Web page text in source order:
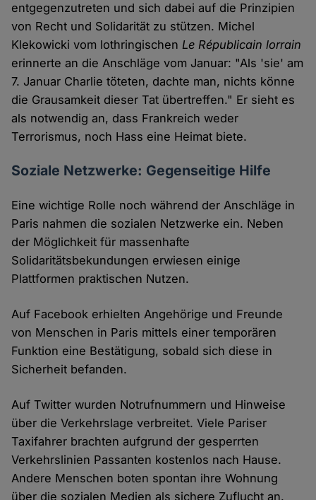
entgegenzutreten und sich dabei auf die Prinzipien
von Recht und Solidarität zu stützen. Michel
Klekowicki vom lothringischenLe Républicain lorrain
erinnerte an die Anschläge vom Januar: "Als 'sie' am
7. Januar Charlie töteten, dachte man, nichts könne
die Grausamkeit dieser Tat übertreffen." Er sieht es
als notwendig an, dass Frankreich weder
Terrorismus, noch Hass eine Heimat biete.
Soziale Netzwerke: Gegenseitige Hilfe
Eine wichtige Rolle noch während der Anschläge in
Paris nahmen die sozialen Netzwerke ein. Neben
der Möglichkeit für massenhafte
Solidaritätsbekundungen erwiesen einige
Plattformen praktischen Nutzen.
Auf Facebook erhielten Angehörige und Freunde
von Menschen in Paris mittels einer temporären
Funktion eine Bestätigung, sobald sich diese in
Sicherheit befanden.
Auf Twitter wurden Notrufnummern und Hinweise
über die Verkehrslage verbreitet. Viele Pariser
Taxifahrer brachten aufgrund der gesperrten
Verkehrslinien Passanten kostenlos nach Hause.
Andere Menschen boten spontan ihre Wohnung
über die sozialen Medien als sichere Zuflucht an.